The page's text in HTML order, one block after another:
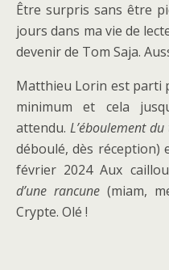
Être surpris sans être
jours dans ma vie de
devenir de Tom Saja.
Matthieu Lorin est parti
minimum et cela
attendu.L’éboulement
déboulé, dès réception)
février 2024 Aux
d’une rancune (miam,
Crypte. Olé !